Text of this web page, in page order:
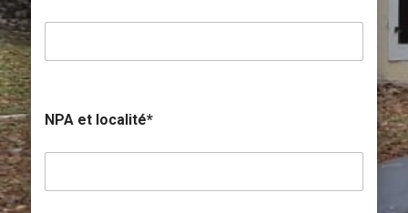
NPA et localité*